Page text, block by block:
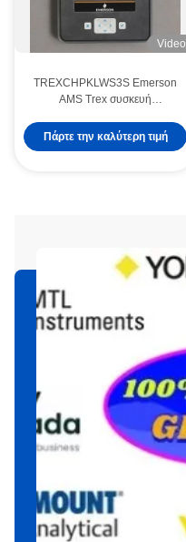
Video
TREXCHPKLWS3S Emerson
AMS Trex συσκευή
επικοινωνία
Πάρτε την καλύτερη τιμή